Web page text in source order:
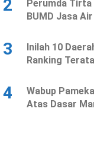
2
Perumda Tirta
BUMD Jasa
3
Inilah 10
Ranking
4
Wabup
Atas Dasar